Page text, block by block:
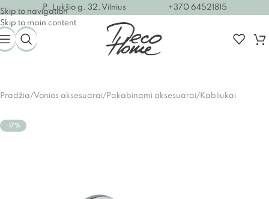
Skip to navigation
Skip to main content
P. Lukšio g. 32, Vilnius +370 64521815
Pradžia/Vonios aksesuarai/Pakabinami aksesuarai/Kabliukai
-17%